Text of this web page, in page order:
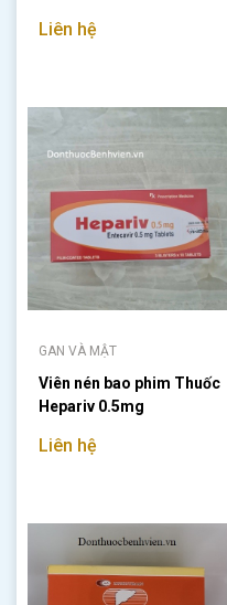
Liên hệ
GAN VÀ MẬT
Viên nén bao phim Thuốc
Hepariv 0.5mg
Liên hệ